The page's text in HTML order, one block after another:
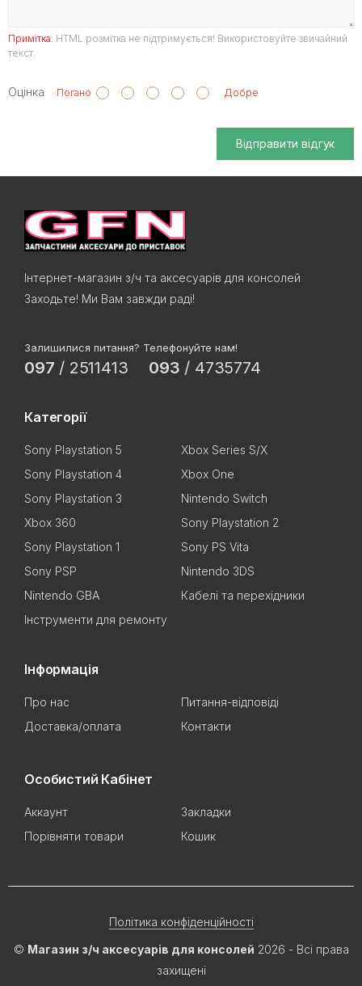
Примітка: HTML розмітка не підтримується! Використовуйте звичайний
текст.
Оцінка Погано Добре
Відправити відгук
Інтернет-магазин з/ч та аксесуарів для консолей
Заходьте! Ми Вам завжди раді!
Залишилися питання? Телефонуйте нам!
097 / 2511413 093 / 4735774
Категорії
Sony Playstation 5
Xbox Series S/X
Sony Playstation 4
Xbox One
Sony Playstation 3
Nintendo Switch
Xbox 360
Sony Playstation 2
Sony Playstation 1
Sony PS Vita
Sony PSP
Nintendo 3DS
Nintendo GBA
Кабелі та перехідники
Інструменти для ремонту
Інформація
Про нас
Питання-відповіді
Доставка/оплата
Контакти
Особистий Кабінет
Аккаунт
Закладки
Порівняти товари
Кошик
© Магазин з/ч аксесуарів для консолей 2026 - Всі права
захищені
Політика конфіденційності